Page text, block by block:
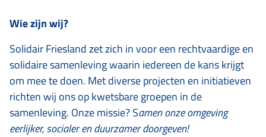
Wie zijn wij?
Solidair Friesland zet zich in voor een rechtvaardige en
solidaire samenleving waarin iedereen de kans krijgt
om mee te doen. Met diverse projecten en initiatieven
richten wij ons op kwetsbare groepen in de
samenleving. Onze missie? Samen onze omgeving
eerlijker, socialer en duurzamer doorgeven!